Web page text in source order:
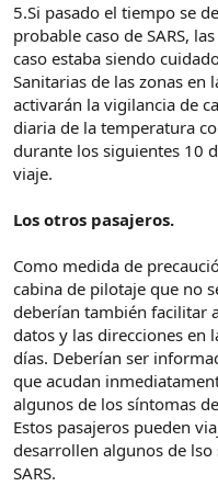
5.Si pasado el tiempo se
probable caso de SARS,
caso estaba siendo
Sanitarias de las zonas en
activarán la vigilancia de
diaria de la temperatura
durante los siguientes 10
viaje.
Los otros pasajeros.
Como medida de
cabina de pilotaje que no
deberían también facilitar
datos y las direcciones en
días. Deberían ser
que acudan
algunos de los síntomas
Estos pasajeros pueden
desarrollen algunos de
SARS.